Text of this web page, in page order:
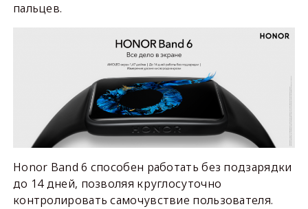
пальцев.
Honor Band 6 способен работать без подзарядки
до 14 дней, позволяя круглосуточно
контролировать самочувствие пользователя.